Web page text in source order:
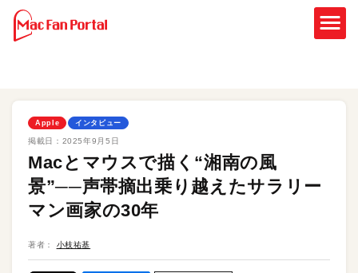
Apple インタビュー
掲載日： 2025年9月5日
Macとマウスで描く“湘南の風
景”──声帯摘出乗り越えたサラリー
マン画家の30年
著者： 小枝祐基